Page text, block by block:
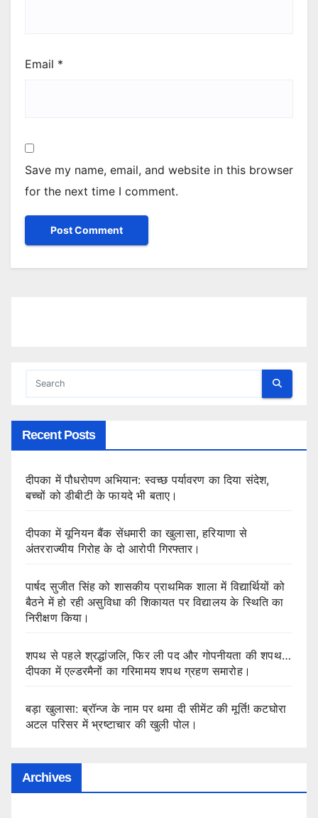
Email *
Save my name, email, and website in this browser
for the next time I comment.
Recent Posts
दीपका में पौधरोपण अभियान: स्वच्छ पर्यावरण का दिया संदेश,
बच्चों को डीबीटी के फायदे भी बताए।
दीपका में यूनियन बैंक सेंधमारी का खुलासा, हरियाणा से
अंतरराज्यीय गिरोह के दो आरोपी गिरफ्तार।
पार्षद सुजीत सिंह को शासकीय प्राथमिक शाला में विद्यार्थियों को
बैठने में हो रही असुविधा की शिकायत पर विद्यालय के स्थिति का
निरीक्षण किया।
शपथ से पहले श्रद्धांजलि, फिर ली पद और गोपनीयता की शपथ…
दीपका में एल्डरमैनों का गरिमामय शपथ ग्रहण समारोह।
बड़ा खुलासा: ब्रॉन्ज के नाम पर थमा दी सीमेंट की मूर्ति! कटघोरा
अटल परिसर में भ्रष्टाचार की खुली पोल।
Archives